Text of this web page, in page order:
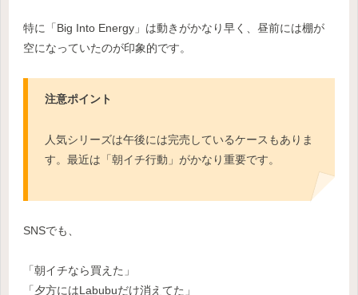
特に「Big Into Energy」は動きがかなり早く、昼前には棚が
空になっていたのが印象的です。
注意ポイント
人気シリーズは午後には完売しているケースもありま
す。最近は「朝イチ行動」がかなり重要です。
SNSでも、
「朝イチなら買えた」
「夕方にはLabubuだけ消えてた」